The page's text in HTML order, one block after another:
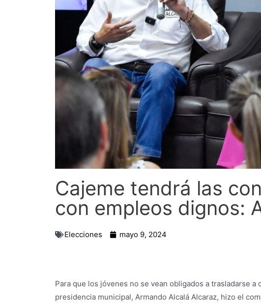
Cajeme tendrá las
con empleos dignos:
Elecciones mayo 9, 2024
Para que los jóvenes no se vean obligados a trasladarse
presidencia municipal, Armando Alcalá Alcaraz, hizo el